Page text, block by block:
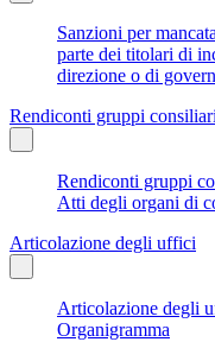
Sanzioni per
parte dei titolari di
direzione o di
Rendiconti gruppi
Rendiconti gruppi
Atti degli organi di
Articolazione degli uffici
Articolazione degli
Organigramma